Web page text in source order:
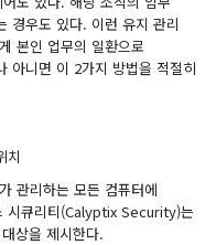
경우도 있다. 이런 유지 관리
본인 업무의 일환으로
아니면 이 2가지 방법을 적절히
치
관리하는 모든 컴퓨터에
시큐리티(Calyptix Security)는
상을 제시한다.